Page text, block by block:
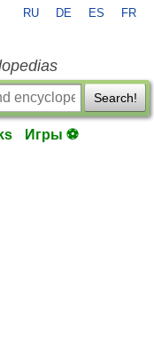
RU DE ES FR
Search!
Игры ⚽